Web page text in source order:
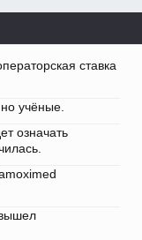
ставка
учёные.
означать